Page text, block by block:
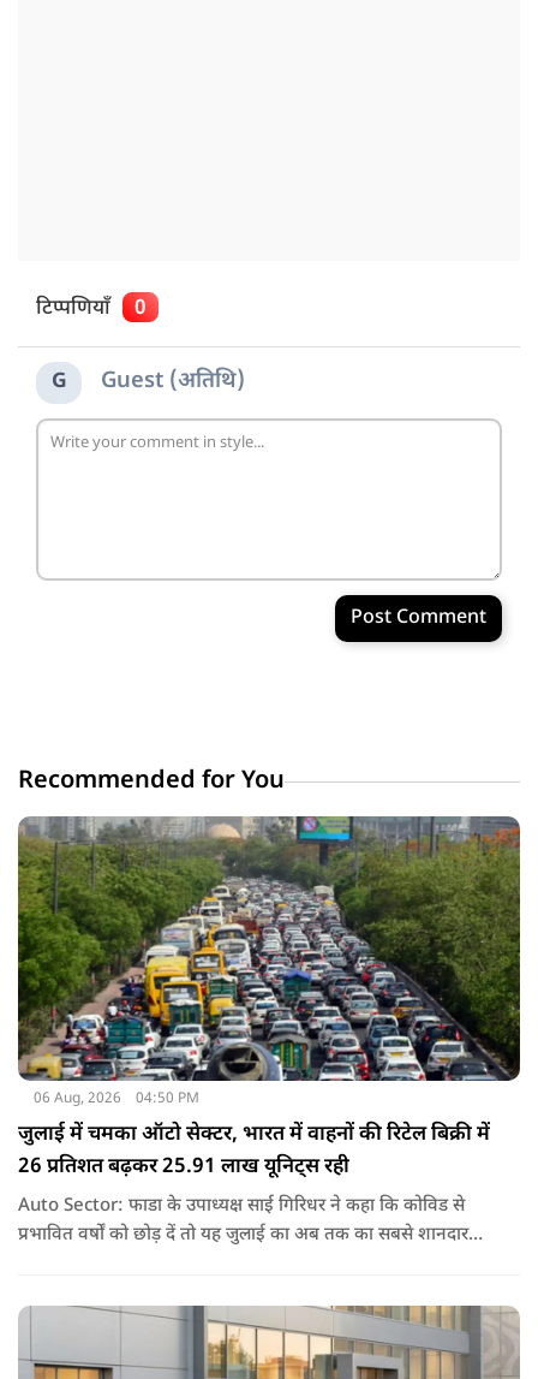
टिप्पणियाँ 0
G Guest (अतिथि)
Post Comment
Recommended for You
06 Aug, 2026 04:50 PM
जुलाई में चमका ऑटो सेक्टर, भारत में वाहनों की रिटेल बिक्री में
26 प्रतिशत बढ़कर 25.91 लाख यूनिट्स रही
Auto Sector: फाडा के उपाध्यक्ष साई गिरिधर ने कहा कि कोविड से
प्रभावित वर्षों को छोड़ दें तो यह जुलाई का अब तक का सबसे शानदार